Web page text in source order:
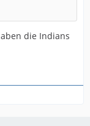
die Indians